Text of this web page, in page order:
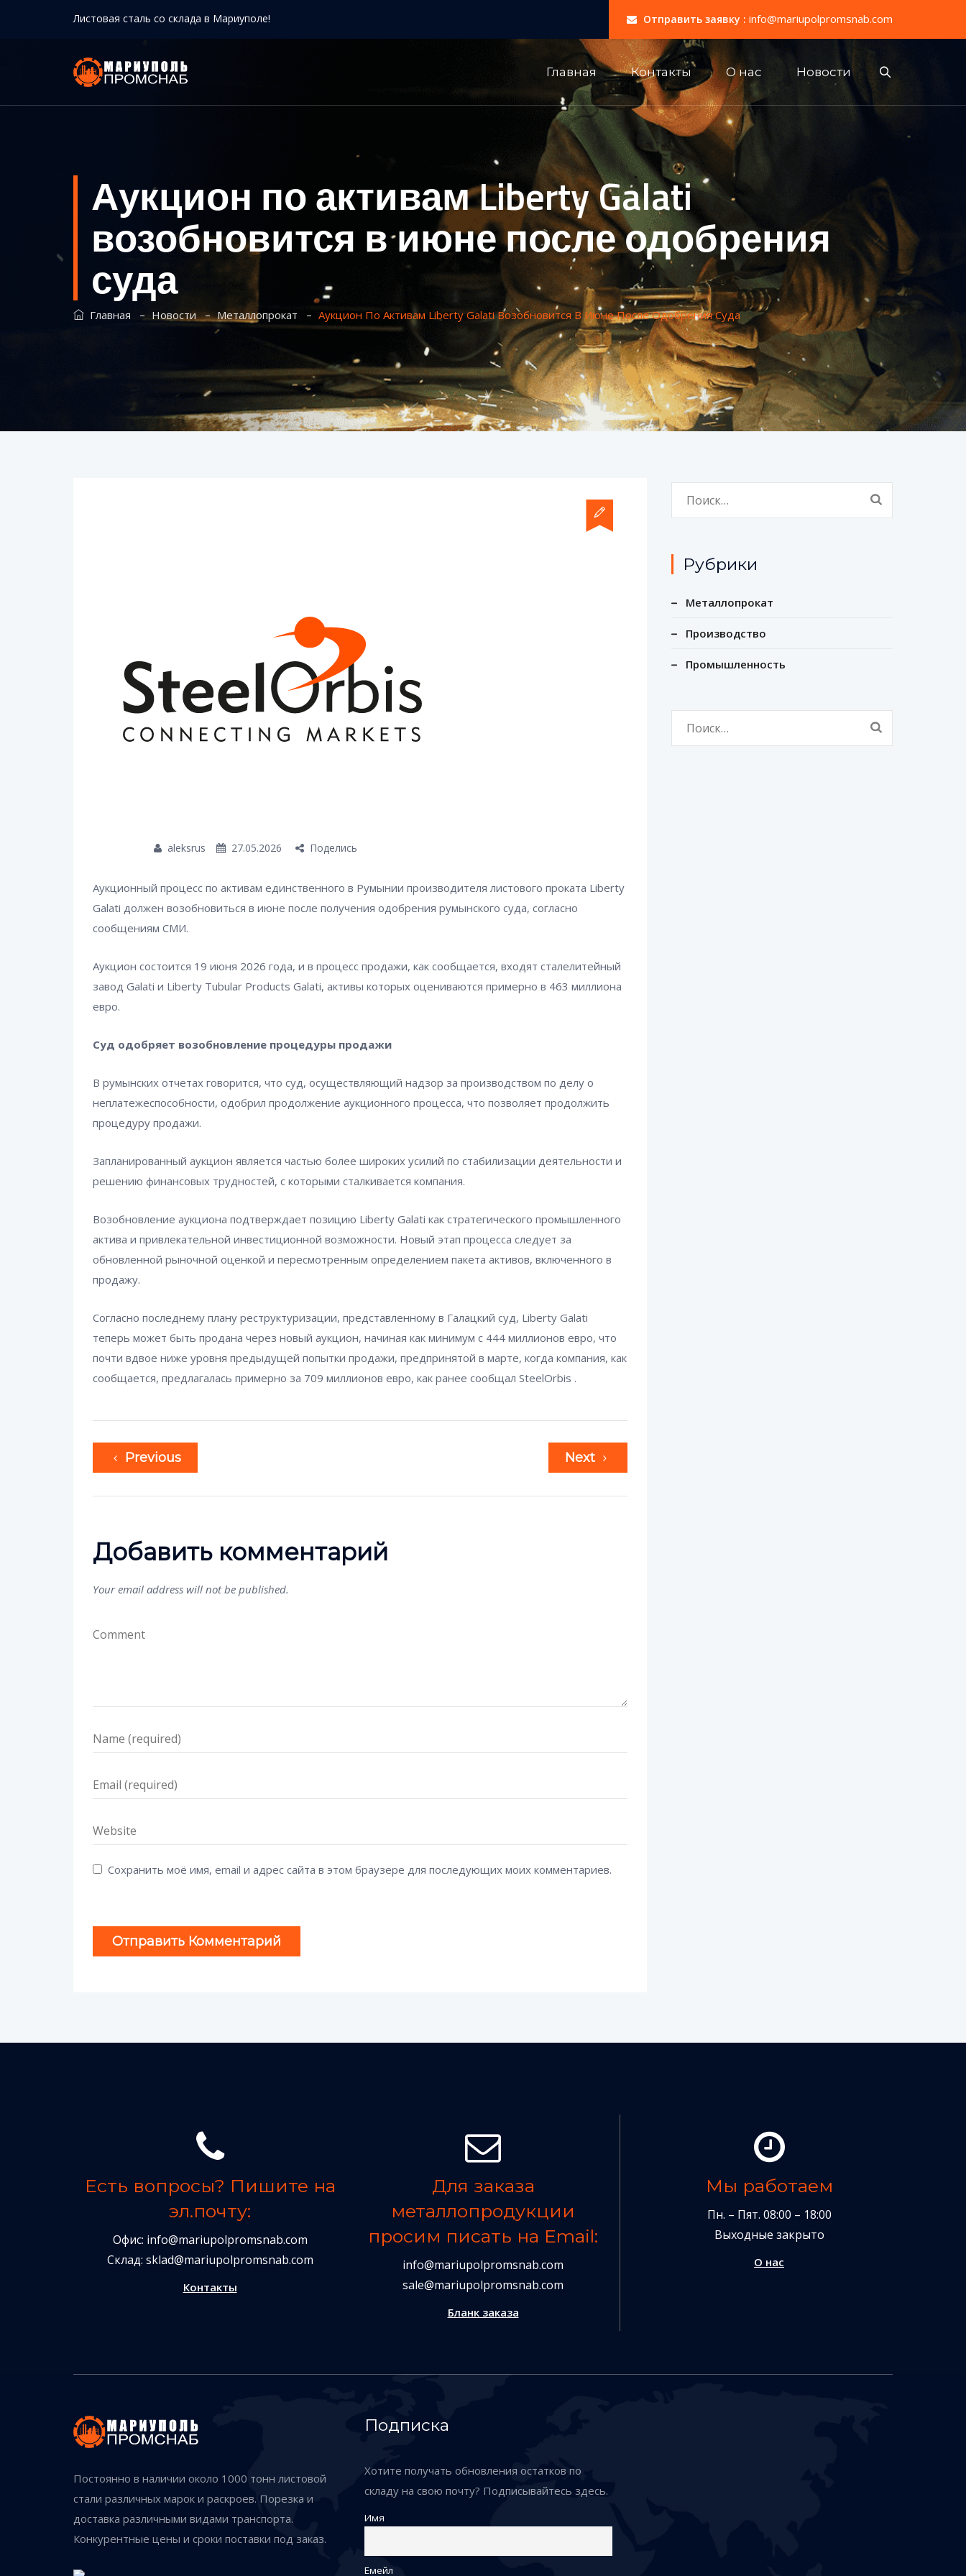
Листовая сталь со склада в Мариуполе! Отправить заявку : info@mariupolpromsnab.com
Главная Контакты О нас Новости
Аукцион по активам Liberty Galati
возобновится в июне после одобрения
суда
Главная – Новости–Металлопрокат – Аукцион По Активам Liberty Galati Возобновится В Июне После Одобрения Суда
aleksrus 27.05.2026 Поделись
Аукционный процесс по активам единственного в Румынии производителя листового проката Liberty
Galati должен возобновиться в июне после получения одобрения румынского суда, согласно
сообщениям СМИ.
Аукцион состоится 19 июня 2026 года, и в процесс продажи, как сообщается, входят сталелитейный
завод Galati и Liberty Tubular Products Galati, активы которых оцениваются примерно в 463 миллиона
евро.
Суд одобряет возобновление процедуры продажи
В румынских отчетах говорится, что суд, осуществляющий надзор за производством по делу о
неплатежеспособности, одобрил продолжение аукционного процесса, что позволяет продолжить
процедуру продажи.
Запланированный аукцион является частью более широких усилий по стабилизации деятельности и
решению финансовых трудностей, с которыми сталкивается компания.
Возобновление аукциона подтверждает позицию Liberty Galati как стратегического промышленного
актива и привлекательной инвестиционной возможности. Новый этап процесса следует за
обновленной рыночной оценкой и пересмотренным определением пакета активов, включенного в
продажу.
Согласно последнему плану реструктуризации, представленному в Галацкий суд, Liberty Galati
теперь может быть продана через новый аукцион, начиная как минимум с 444 миллионов евро, что
почти вдвое ниже уровня предыдущей попытки продажи, предпринятой в марте, когда компания, как
сообщается, предлагалась примерно за 709 миллионов евро, как ранее сообщал SteelOrbis .
Previous Next
Добавить комментарий
Your email address will not be published.
Сохранить моё имя, email и адрес сайта в этом браузере для последующих моих комментариев.
Рубрики
Металлопрокат
Производство
Промышленность
Есть вопросы? Пишите на
эл.почту:
Офис: info@mariupolpromsnab.com
Склад: sklad@mariupolpromsnab.com
Контакты
Для заказа
металлопродукции
просим писать на Email:
info@mariupolpromsnab.com
sale@mariupolpromsnab.com
Бланк заказа
Мы работаем
Пн. – Пят. 08:00 – 18:00
Выходные закрыто
О нас
Постоянно в наличии около 1000 тонн листовой
стали различных марок и раскроев. Порезка и
доставка различными видами транспорта.
Конкурентные цены и сроки поставки под заказ.
Подписка
Хотите получать обновления остатков по
складу на свою почту? Подписывайтесь здесь.
Имя
Емейл